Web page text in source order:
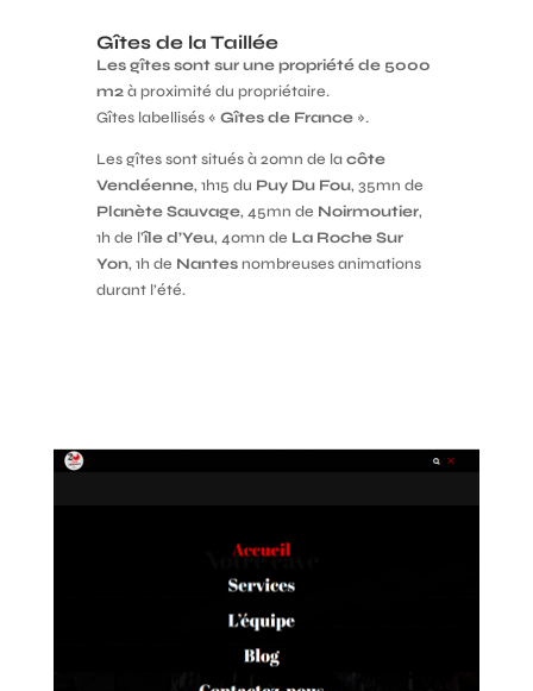
Gîtes de la Taillée
Les gîtes sont sur une propriété de 5000
m2à proximité du propriétaire.
Gîtes labellisés « Gîtes de France».
Les gîtes sont situés à 20mn de lacôte
Vendéenne, 1h15 du Puy Du Fou, 35mn de
Planète Sauvage, 45mn de Noirmoutier,
1h de l’île d’Yeu, 40mn de La Roche Sur
Yon, 1h de Nantesnombreuses animations
durant l’été.